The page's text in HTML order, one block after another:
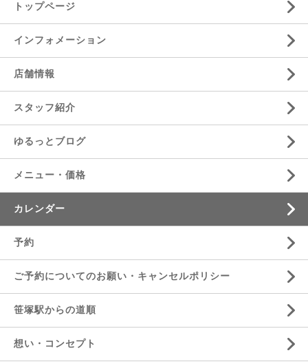
トップページ
インフォメーション
店舗情報
スタッフ紹介
ゆるっとブログ
メニュー・価格
カレンダー
予約
ご予約についてのお願い・キャンセルポリシー
笹塚駅からの道順
想い・コンセプト